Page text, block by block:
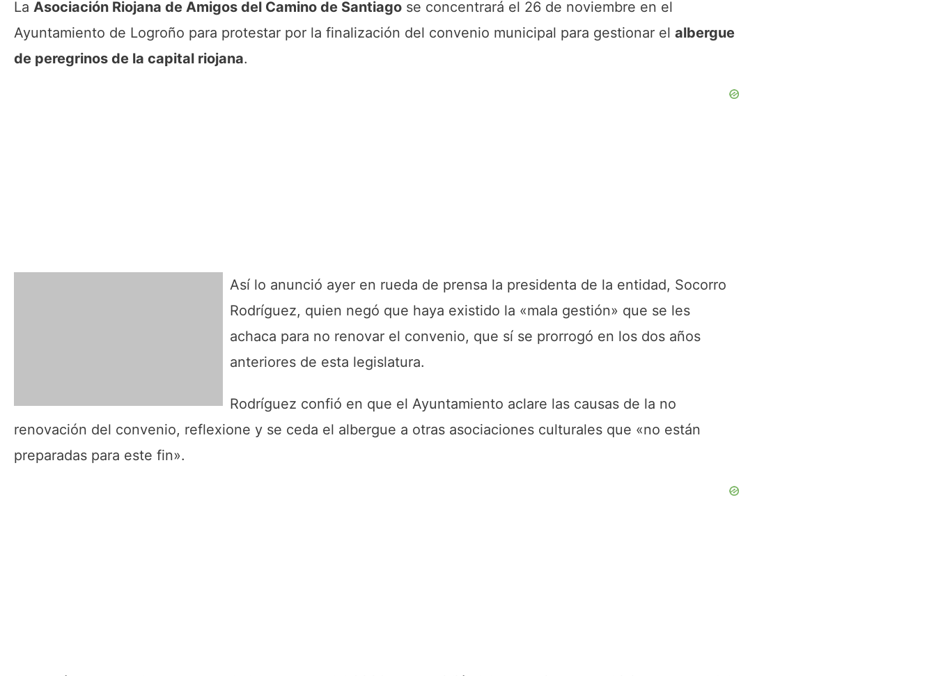
La Asociación Riojana de Amigos del Camino de Santiago se concentrará el 26 de noviembre en el
Ayuntamiento de Logroño para protestar por la finalización del convenio municipal para gestionar el albergue
de peregrinos de la capital riojana.
Así lo anunció ayer en rueda de prensa la presidenta de la entidad, Socorro
Rodríguez, quien negó que haya existido la «mala gestión» que se les
achaca para no renovar el convenio, que sí se prorrogó en los dos años
anteriores de esta legislatura.
Rodríguez confió en que el Ayuntamiento aclare las causas de la no
renovación del convenio, reflexione y se ceda el albergue a otras asociaciones culturales que «no están
preparadas para este fin».